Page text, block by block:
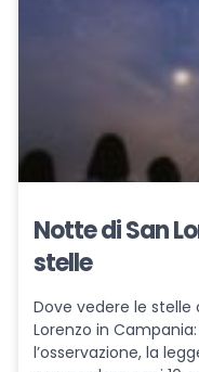
Notte di San
stelle
Dove vedere le
Lorenzo in
l’osservazione, la